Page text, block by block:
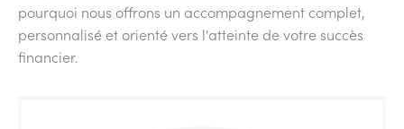
pourquoi nous offrons un accompagnement complet,
personnalisé et orienté vers l'atteinte de votre succès
financier.